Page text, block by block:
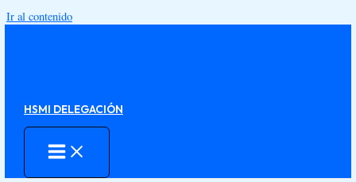
Ir al contenido
HSMI DELEGACIÓN